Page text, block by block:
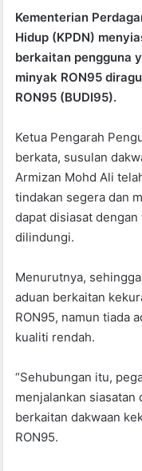
c
e
b
o
o
k
at
s
A
p
p
itt
er
Kementerian
Hidup (KPDN)
berkaitan pengguna
minyak RON95
RON95 (BUDI95).
Ketua Pengarah
berkata, susulan
Armizan Mohd Ali
tindakan segera dan
dapat disiasat
dilindungi.
Menurutnya,
aduan berkaitan
RON95, namun tiada
kualiti rendah.
“Sehubungan itu,
menjalankan siasatan
berkaitan dakwaan
RON95.